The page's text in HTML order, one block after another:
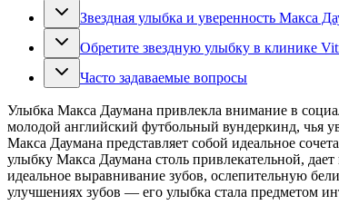
Звездная улыбка и уверенность Макса
Обретите звездную улыбку в клинике
Часто задаваемые вопросы
Улыбка Макса Даумана привлекла внимание в
молодой английский футбольный вундеркинд, чья
Макса Даумана представляет собой идеальное
улыбку Макса Даумана столь привлекательной,
идеальное выравнивание зубов, ослепительную
улучшениях зубов — его улыбка стала предметом